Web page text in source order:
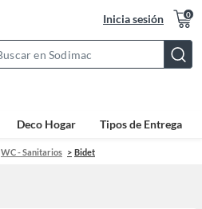
Inicia sesión 0
Bar
Deco Hogar Tipos de Entrega
WC - Sanitarios Bidet